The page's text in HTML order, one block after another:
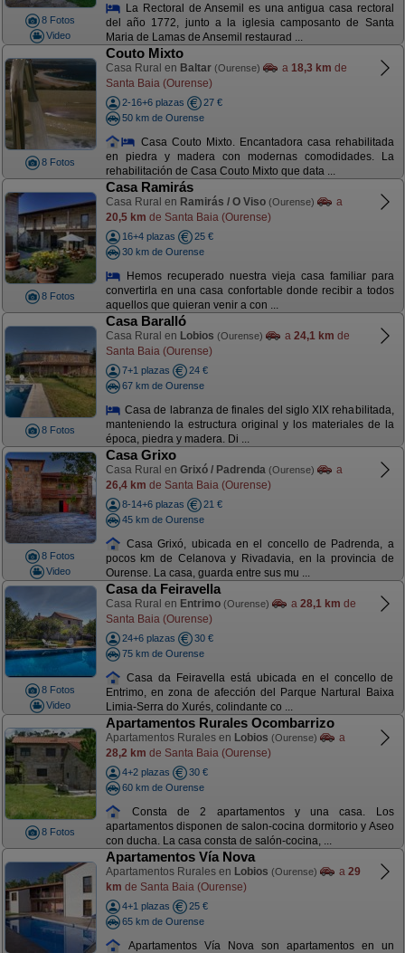
8 Fotos
Video
La Rectoral de Ansemil es una antigua casa rectoral
del año 1772, junto a la iglesia camposanto de Santa
Maria de Lamas de Ansemil restaurad ...
8 Fotos
Couto Mixto
Casa Rural en Baltar (Ourense) a 18,3 km de
Santa Baia (Ourense)
2-16+6 plazas
27 €
50 km de Ourense
Casa Couto Mixto. Encantadora casa rehabilitada
en piedra y madera con modernas comodidades. La
rehabilitación de Casa Couto Mixto que data ...
8 Fotos
Casa Ramirás
Casa Rural en Ramirás / O Viso (Ourense)
a
20,5 km de Santa Baia (Ourense)
16+4 plazas
25 €
30 km de Ourense
Hemos recuperado nuestra vieja casa familiar para
convertirla en una casa confortable donde recibir a todos
aquellos que quieran venir a con ...
8 Fotos
Casa Baralló
Casa Rural en Lobios (Ourense) a 24,1 km de
Santa Baia (Ourense)
7+1 plazas
24 €
67 km de Ourense
Casa de labranza de finales del siglo XIX rehabilitada,
manteniendo la estructura original y los materiales de la
época, piedra y madera. Di ...
8 Fotos
Video
Casa Grixo
Casa Rural en Grixó / Padrenda (Ourense)
a
26,4 km de Santa Baia (Ourense)
8-14+6 plazas
21 €
45 km de Ourense
Casa Grixó, ubicada en el concello de Padrenda, a
pocos km de Celanova y Rivadavia, en la provincia de
Ourense. La casa, guarda entre sus mu ...
8 Fotos
Video
Casa da Feiravella
Casa Rural en Entrimo (Ourense) a 28,1 km de
Santa Baia (Ourense)
24+6 plazas
30 €
75 km de Ourense
Casa da Feiravella está ubicada en el concello de
Entrimo, en zona de afección del Parque Nartural Baixa
Limia-Serra do Xurés, colindante co ...
8 Fotos
Apartamentos Rurales Ocombarrizo
Apartamentos Rurales en Lobios (Ourense)
a
28,2 km de Santa Baia (Ourense)
4+2 plazas
30 €
60 km de Ourense
Consta de 2 apartamentos y una casa. Los
apartamentos disponen de salon-cocina dormitorio y Aseo
con ducha. La casa consta de salón-cocina, ...
Apartamentos Vía Nova
Apartamentos Rurales en Lobios (Ourense) a 29
km de Santa Baia (Ourense)
4+1 plazas
25 €
65 km de Ourense
Apartamentos Vía Nova son apartamentos en un